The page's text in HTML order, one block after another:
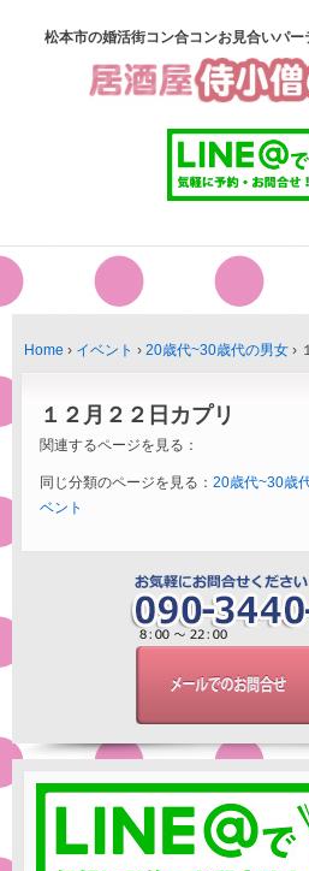
松本市の婚活街コン合コンお見合いパ
Home › イベント › 20歳代~30歳代の男女 ›
１２月２２日カプリ
関連するページを見る：
同じ分類のページを見る： 20歳代~30歳
ベント